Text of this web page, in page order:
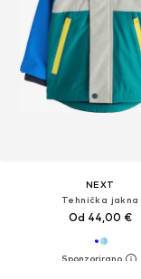
NEXT
Tehnička jakna
Od 44,00 €